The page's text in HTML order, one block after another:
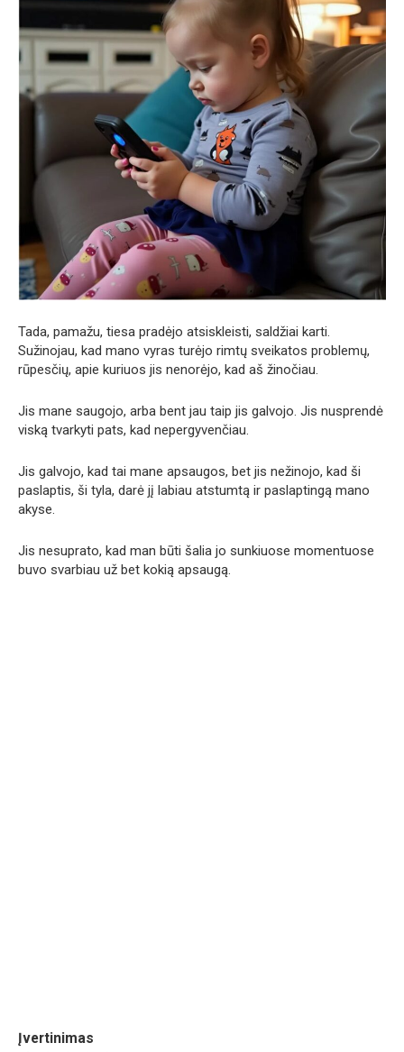
Tada, pamažu, tiesa pradėjo atsiskleisti, saldžiai karti.
Sužinojau, kad mano vyras turėjo rimtų sveikatos problemų,
rūpesčių, apie kuriuos jis nenorėjo, kad aš žinočiau.
Jis mane saugojo, arba bent jau taip jis galvojo. Jis nusprendė
viską tvarkyti pats, kad nepergyvenčiau.
Jis galvojo, kad tai mane apsaugos, bet jis nežinojo, kad ši
paslaptis, ši tyla, darė jį labiau atstumtą ir paslaptingą mano
akyse.
Jis nesuprato, kad man būti šalia jo sunkiuose momentuose
buvo svarbiau už bet kokią apsaugą.
Įvertinimas